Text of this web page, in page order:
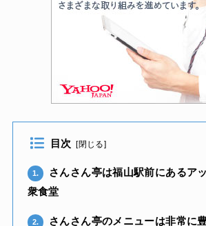
目次 [閉じる]
1.
さんさん亭は福山駅前にあるア
衆食堂
2. さんさん亭のメニューは非常に